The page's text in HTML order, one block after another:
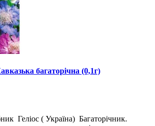
багаторічна (0,1г)
Геліос ( Україна) Багаторічник.